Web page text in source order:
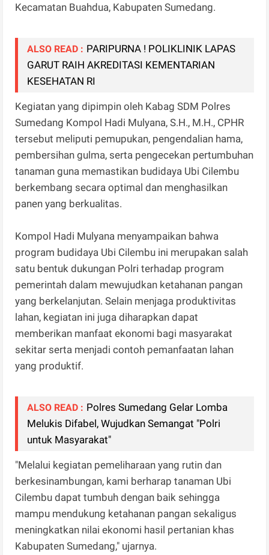
Kecamatan Buahdua, Kabupaten Sumedang.
ALSO READ : PARIPURNA ! POLIKLINIK LAPAS
GARUT RAIH AKREDITASI KEMENTARIAN
KESEHATAN RI
Kegiatan yang dipimpin oleh Kabag SDM Polres
Sumedang Kompol Hadi Mulyana, S.H., M.H., CPHR
tersebut meliputi pemupukan, pengendalian hama,
pembersihan gulma, serta pengecekan pertumbuhan
tanaman guna memastikan budidaya Ubi Cilembu
berkembang secara optimal dan menghasilkan
panen yang berkualitas.
Kompol Hadi Mulyana menyampaikan bahwa
program budidaya Ubi Cilembu ini merupakan salah
satu bentuk dukungan Polri terhadap program
pemerintah dalam mewujudkan ketahanan pangan
yang berkelanjutan. Selain menjaga produktivitas
lahan, kegiatan ini juga diharapkan dapat
memberikan manfaat ekonomi bagi masyarakat
sekitar serta menjadi contoh pemanfaatan lahan
yang produktif.
ALSO READ : Polres Sumedang Gelar Lomba
Melukis Difabel, Wujudkan Semangat "Polri
untuk Masyarakat"
"Melalui kegiatan pemeliharaan yang rutin dan
berkesinambungan, kami berharap tanaman Ubi
Cilembu dapat tumbuh dengan baik sehingga
mampu mendukung ketahanan pangan sekaligus
meningkatkan nilai ekonomi hasil pertanian khas
Kabupaten Sumedang," ujarnya.